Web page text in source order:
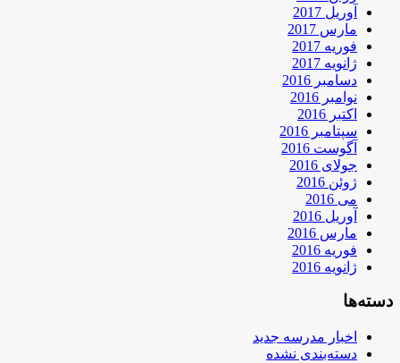
آوریل 2017
مارس 2017
فوریه 2017
ژانویه 2017
دسامبر 2016
نوامبر 2016
اکتبر 2016
سپتامبر 2016
آگوست 2016
جولای 2016
ژوئن 2016
می 2016
آوریل 2016
مارس 2016
فوریه 2016
ژانویه 2016
دسته‌ها
اخبار مدرسه جدید
دسته‌بندی نشده